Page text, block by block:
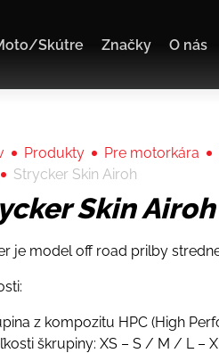
Skútre Značky O nás
Produkty Pre motorkára
Strycker Skin Airoh
Skin Airoh
je model off road prilby
z kompozitu HPC (High
škrupiny: XS – S / M / L –